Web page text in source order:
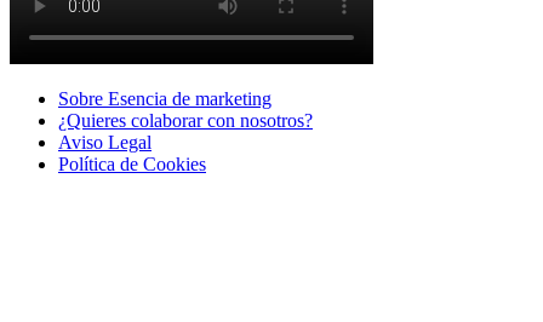
Sobre Esencia de marketing
¿Quieres colaborar con nosotros?
Aviso Legal
Polí­tica de Cookies